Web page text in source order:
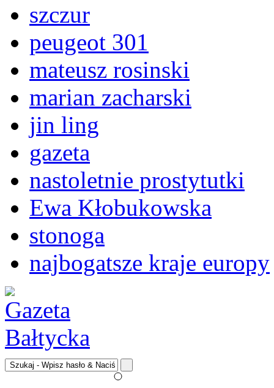
szczur
peugeot 301
mateusz rosinski
marian zacharski
jin ling
gazeta
nastoletnie prostytutki
Ewa Kłobukowska
stonoga
najbogatsze kraje europy